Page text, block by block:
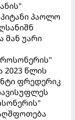
პაოლო
მან უარი
წლის
ფრედერიკ